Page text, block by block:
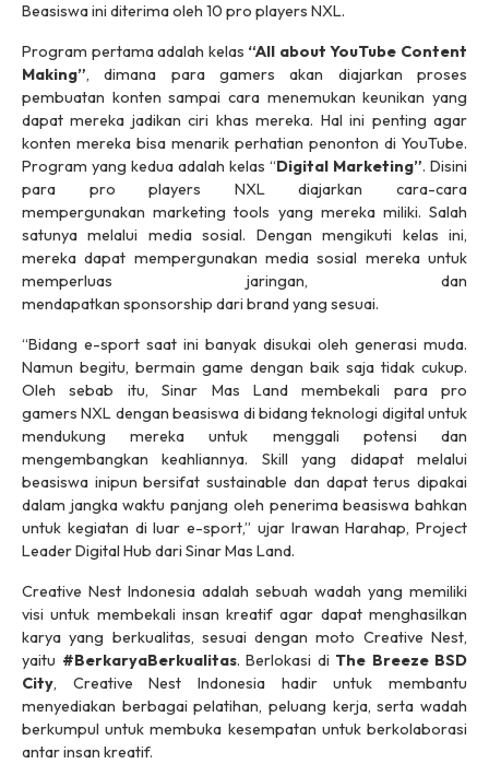
Beasiswa ini diterima oleh 10 pro players NXL.
Program pertama adalah kelas “All about YouTube Content
Making”, dimana para gamers akan diajarkan proses
pembuatan konten sampai cara menemukan keunikan yang
dapat mereka jadikan ciri khas mereka. Hal ini penting agar
konten mereka bisa menarik perhatian penonton di YouTube.
Program yang kedua adalah kelas “Digital Marketing”. Disini
para pro players NXL diajarkan cara-cara
mempergunakanmarketing tools yang mereka miliki. Salah
satunya melalui media sosial. Dengan mengikuti kelas ini,
mereka dapat mempergunakan media sosial mereka untuk
memperluas jaringan, dan
mendapatkan sponsorship dari brandyang sesuai.
“Bidang e-sport saat ini banyak disukai oleh generasi muda.
Namun begitu, bermain game dengan baik saja tidak cukup.
Oleh sebab itu, Sinar Mas Land membekali para pro
gamers NXL dengan beasiswa di bidang teknologi digital untuk
mendukung mereka untuk menggali potensi dan
mengembangkan keahliannya. Skill yang didapat melalui
beasiswa inipun bersifatsustainable dan dapat terus dipakai
dalam jangka waktu panjang oleh penerima beasiswa bahkan
untuk kegiatan di luar e-sport,” ujar Irawan Harahap, Project
Leader Digital Hub dari Sinar Mas Land.
Creative Nest Indonesia adalah sebuah wadah yang memiliki
visi untuk membekali insan kreatif agar dapat menghasilkan
karya yang berkualitas, sesuai dengan moto Creative Nest,
yaitu #BerkaryaBerkualitas. Berlokasi di The Breeze BSD
City, Creative Nest Indonesia hadir untuk membantu
menyediakan berbagai pelatihan, peluang kerja, serta wadah
berkumpul untuk membuka kesempatan untuk berkolaborasi
antar insan kreatif.